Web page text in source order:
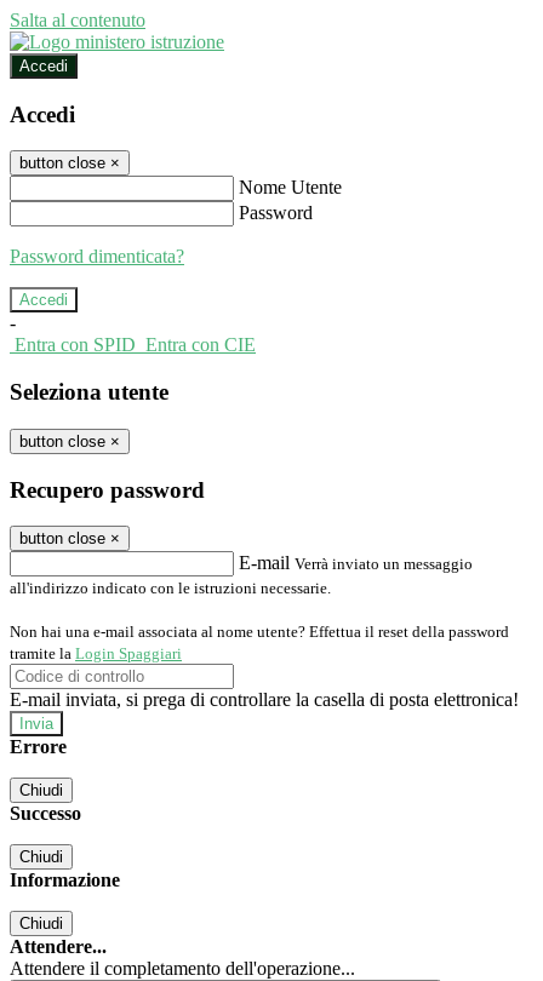
Salta al contenuto
Accedi
Accedi
button close ×
Nome Utente
Password
Password dimenticata?
-
Entra con SPID Entra con CIE
Seleziona utente
button close ×
Recupero password
button close ×
E-mail Verrà inviato un messaggio
all'indirizzo indicato con le istruzioni necessarie.
Non hai una e-mail associata al nome utente? Effettua il reset della password
tramite la Login Spaggiari
E-mail inviata, si prega di controllare la casella di posta elettronica!
Errore
Chiudi
Successo
Chiudi
Informazione
Chiudi
Attendere...
Attendere il completamento dell'operazione...